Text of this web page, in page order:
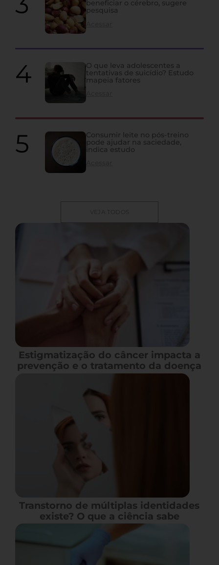
beneficiar o cérebro, sugere
pesquisa
O que leva adolescentes a
tentativas de suicídio? Estudo
mapeia fatores
Consumir leite no pós-treino
pode ajudar na saciedade,
indica estudo
VEJA TODOS
Estigmatização do câncer impacta a
prevenção e o tratamento da doença
Transtorno de múltiplas identidades
existe? O que a ciência sabe